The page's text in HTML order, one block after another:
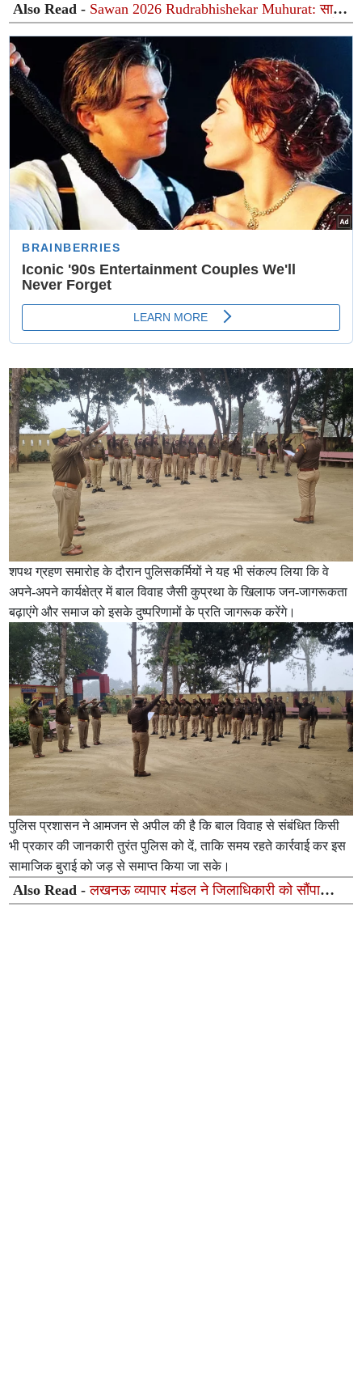
Also Read - Sawan 2026 Rudrabhishekar Muhurat: सावन
में किस दिन कराएं रुद्राभिषेक? जानें सबसे शुभ तिथियां और धार्मिक
महत्व
शपथ ग्रहण समारोह के दौरान पुलिसकर्मियों ने यह भी संकल्प लिया कि वे
अपने-अपने कार्यक्षेत्र में बाल विवाह जैसी कुप्रथा के खिलाफ जन-जागरूकता
बढ़ाएंगे और समाज को इसके दुष्परिणामों के प्रति जागरूक करेंगे।
पुलिस प्रशासन ने आमजन से अपील की है कि बाल विवाह से संबंधित किसी
भी प्रकार की जानकारी तुरंत पुलिस को दें, ताकि समय रहते कार्रवाई कर इस
सामाजिक बुराई को जड़ से समाप्त किया जा सके।
Also Read -लखनऊ व्यापार मंडल ने जिलाधिकारी को सौंपा
व्यापारिक समस्याओं के समाधान संबंधी ज्ञापन